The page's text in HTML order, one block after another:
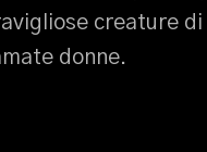
creature di
donne.